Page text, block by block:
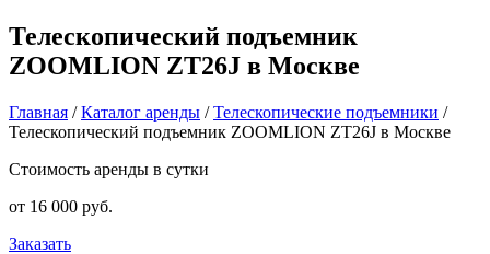
Телескопический подъемник
ZOOMLION ZT26J в Москве
Главная / Каталог аренды / Телескопические подъемники /
Телескопический подъемник ZOOMLION ZT26J в Москве
Стоимость аренды в сутки
от 16 000 руб.
Заказать